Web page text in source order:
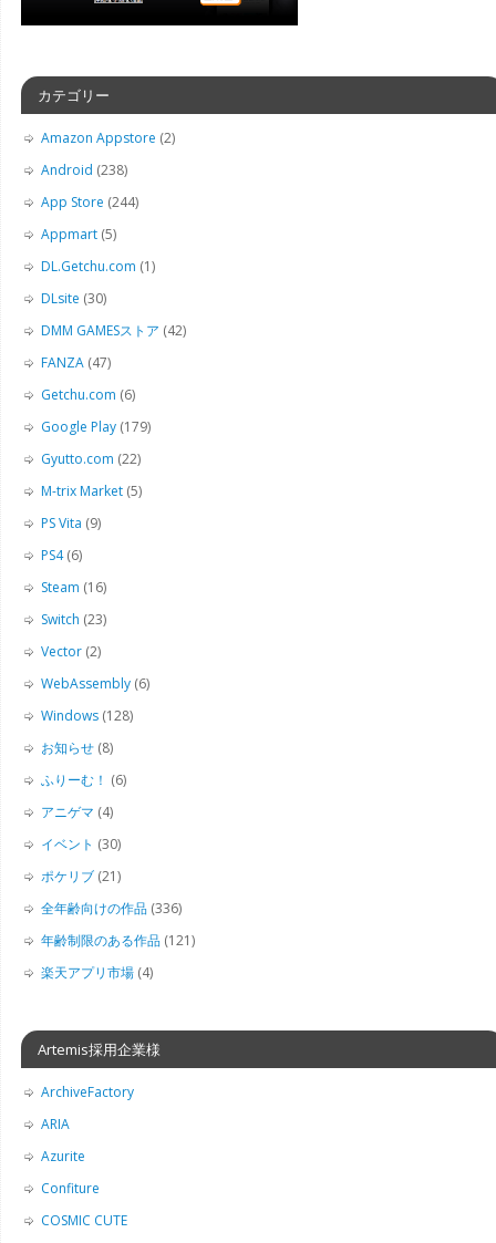
カテゴリー
Amazon Appstore (2)
Android (238)
App Store (244)
Appmart (5)
DL.Getchu.com (1)
DLsite (30)
DMM GAMESストア (42)
FANZA (47)
Getchu.com (6)
Google Play (179)
Gyutto.com (22)
M-trix Market (5)
PS Vita (9)
PS4(6)
Steam (16)
Switch (23)
Vector (2)
WebAssembly (6)
Windows (128)
お知らせ (8)
ふりーむ！ (6)
アニゲマ (4)
イベント (30)
ポケリブ (21)
全年齢向けの作品 (336)
年齢制限のある作品 (121)
楽天アプリ市場 (4)
Artemis採用企業様
ArchiveFactory
ARIA
Azurite
Confiture
COSMIC CUTE